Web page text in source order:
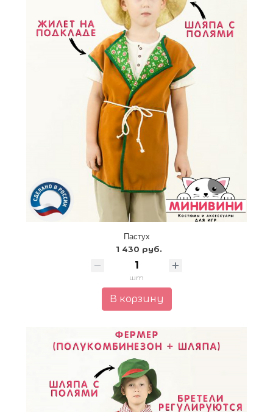
Пастух
1 430 руб.
шт
В корзину